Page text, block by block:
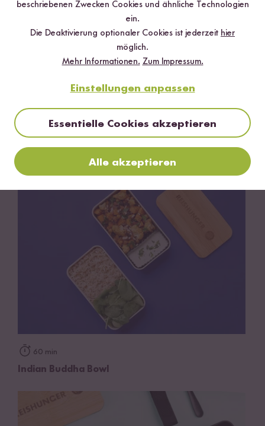
Chicken Tikka Bowl
60 min
Indian Buddha Bowl
beschriebenen Zwecken Cookies und ähnliche Technologien
ein.
Die Deaktivierung optionaler Cookies ist jederzeit hier
möglich.
Mehr Informationen. Zum Impressum.
Einstellungen anpassen
Essentielle Cookies akzeptieren
Alle akzeptieren